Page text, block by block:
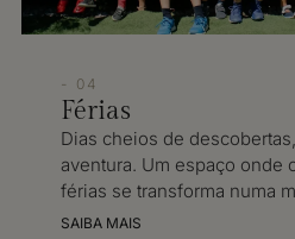
- 04
Férias
Dias cheios de
aventura. Um espaço onde
férias se transforma numa
SAIBA MAIS